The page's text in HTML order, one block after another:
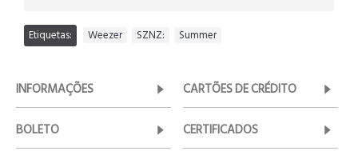
Etiquetas: Weezer SZNZ: Summer
INFORMAÇÕES CARTÕES DE CRÉDITO
BOLETO CERTIFICADOS